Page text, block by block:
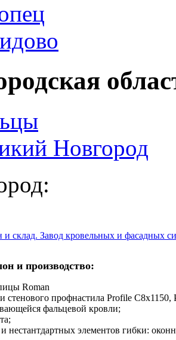
Новгород
и склад. Завод кровельных и фасадных
и производство:
Roman
стенового профнастила Profile
фальцевой кровли;
нестантдартных элементов гибки: